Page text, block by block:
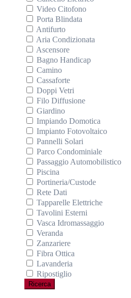
Video Citofono
Porta Blindata
Antifurto
Aria Condizionata
Ascensore
Bagno Handicap
Camino
Cassaforte
Doppi Vetri
Filo Diffusione
Giardino
Impiando Domotica
Impianto Fotovoltaico
Pannelli Solari
Parco Condominiale
Passaggio Automobilistico
Piscina
Portineria/Custode
Rete Dati
Tapparelle Elettriche
Tavolini Esterni
Vasca Idromassaggio
Veranda
Zanzariere
Fibra Ottica
Lavanderia
Ripostiglio
Ricerca